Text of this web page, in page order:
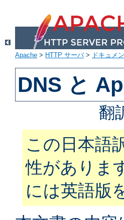
Apache > HTTP サーバ> ドキュメ
DNS と
翻
この日本語
性がありま
には英語版